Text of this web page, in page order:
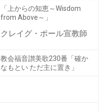
「上からの知恵～Wisdom
from Above～」
クレイグ・ポール宣教師
教会福音讃美歌230番「確か
なもとい ただ主に置き」